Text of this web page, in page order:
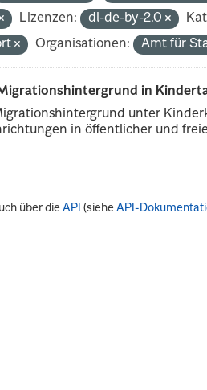
Lizenzen: dl-de-by-2.0
Organisationen: Amt für
in
unter
in öffentlicher und
über dieAPI (sieheAPI-